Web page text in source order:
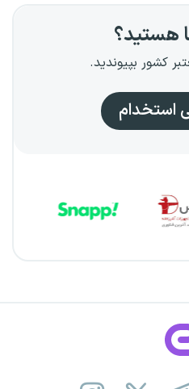
هستید؟
کشور بپیوندید.
استخدام